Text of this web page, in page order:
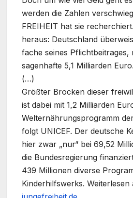
werden die Zahlen
FREIHEIT hat sie
heraus: Deutschland
fache seines Pflichtbeitrages,
sagenhafte 5,1 Milliarden Euro.
(…)
Größter Brocken dieser
ist dabei mit 1,2 Milliarden
Welternährungsprogramm
folgt UNICEF. Der deutsche
hier zwar „nur“ bei 69,52
die Bundesregierung
439 Millionen diverse
Kinderhilfswerks. Weiterlesen